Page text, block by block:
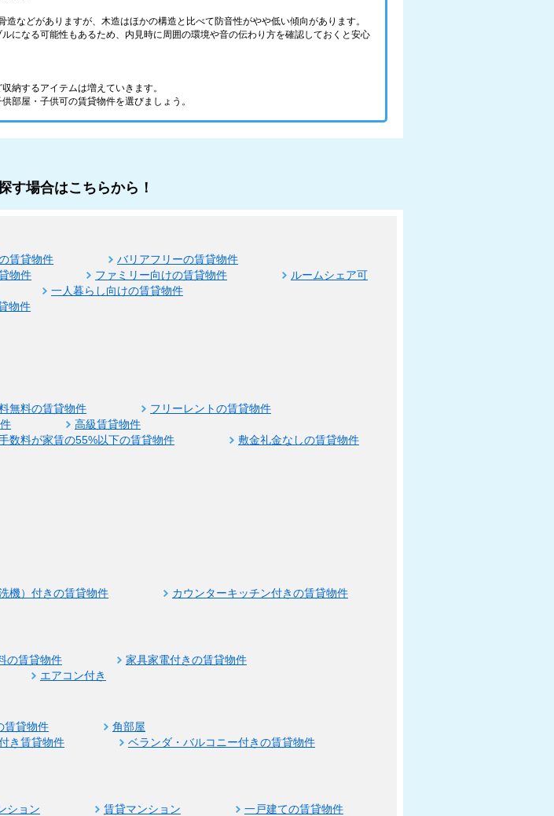
などがありますが、木造はほかの構造と比べて防音性がやや低い傾向があります。
になる可能性もあるため、内見時に周囲の環境や音の伝わり方を確認しておくと安心
納するアイテムは増えていきます。
部屋・子供可の賃貸物件を選びましょう。
す場合はこちらから！
賃貸物件
バリアフリーの賃貸物件
物件 ファミリー向けの賃貸物件
ルームシェア可
一人暮らし向けの賃貸物件
物件
無料の賃貸物件
フリーレントの賃貸物件
高級賃貸物件
数料が家賃の55%以下の賃貸物件 敷金礼金なしの賃貸物件
機）付きの賃貸物件
カウンターキッチン付きの賃貸物件
の賃貸物件
家具家電付きの賃貸物件
エアコン付き
賃貸物件
角部屋
き賃貸物件
ベランダ・バルコニー付きの賃貸物件
ション 賃貸マンション
一戸建ての賃貸物件